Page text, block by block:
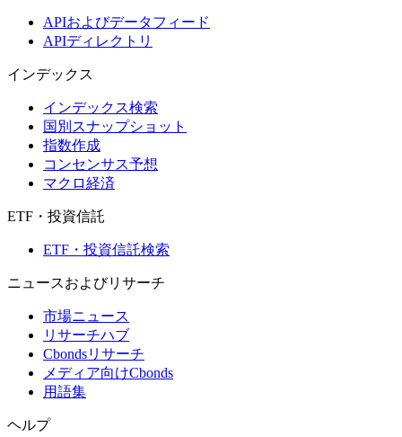
APIおよびデータフィード
APIディレクトリ
インデックス
インデックス検索
国別スナップショット
指数作成
コンセンサス予想
マクロ経済
ETF・投資信託
ETF・投資信託検索
ニュースおよびリサーチ
市場ニュース
リサーチハブ
Cbondsリサーチ
メディア向けCbonds
用語集
ヘルプ